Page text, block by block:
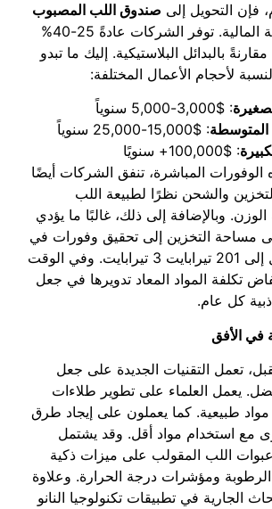
فإن التحويل إلى صندوق اللب المصبوب
منطقي من الناحية المالية. توفر الشركات عادةً 25-40%
بالبدائل البلاستيكية. إليك ما تبدو
لأحجام الأعمال المختلفة:
: $3,000-5,000 سنوياً
: $15,000-25,000 سنوياً
: $100,000+ سنويًا
الوفورات المباشرة، تنفق الشركات أيضًا
والشحن نظرًا لطبيعة اللب
وبالإضافة إلى ذلك، غالبًا ما يؤدي
مساحة التخزين إلى تحقيق وفورات في
المستودعات تصل إلى 201 تيرابايت 3 تيرابايت. وفي الوقت
تكلفة المواد المعاد تدويرها في جعل
كل عام.
في الأفق
تعمل التقنيات الجديدة على جعل
يعمل العلماء على تطوير طلاءات
طبيعية. كما يعملون على إيجاد طرق
مع استخدام مواد أقل. وقد يشتمل
اللب المقولب على ميزات ذكية
ومؤشرات درجة الحرارة. وعلاوة
الجارية في تطبيقات تكنولوجيا النانو